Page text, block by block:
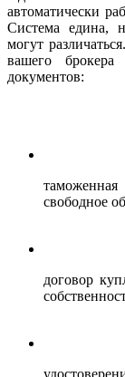
автоматически
Система едина,
могут
вашего брокера
документов:
свободное
договор